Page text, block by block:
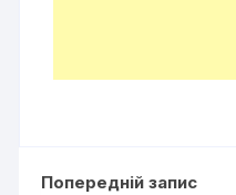
Попередній запис